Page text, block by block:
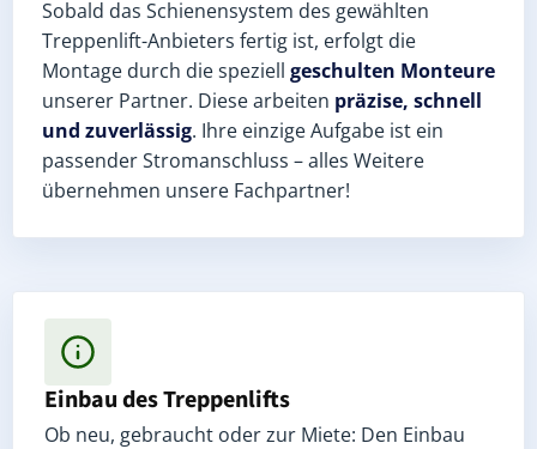
Sobald das Schienensystem des gewählten
Treppenlift-Anbieters fertig ist, erfolgt die
Montage durch die speziell geschulten Monteure
unserer Partner. Diese arbeiten präzise, schnell
und zuverlässig. Ihre einzige Aufgabe ist ein
passender Stromanschluss – alles Weitere
übernehmen unsere Fachpartner!
Einbau des Treppenlifts
Ob neu, gebraucht oder zur Miete: Den Einbau